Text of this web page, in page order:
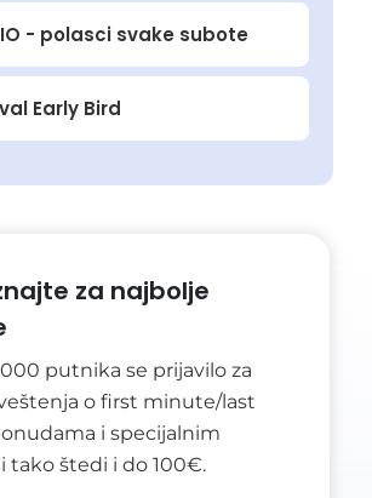
- polasci svake subote
Early Bird
za najbolje
putnika se prijavilo za
o first minute/last
i specijalnim
tako štedi i do 100€.